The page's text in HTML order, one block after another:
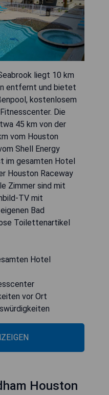
liegt 10 km
entfernt und bietet
kostenlosem
Die
45 km von der
vom Houston
Shell Energy
im gesamten Hotel
Houston Raceway
Zimmer sind mit
TV mit
Bad
Toilettenartikel
Hotel
vor Ort
Houston